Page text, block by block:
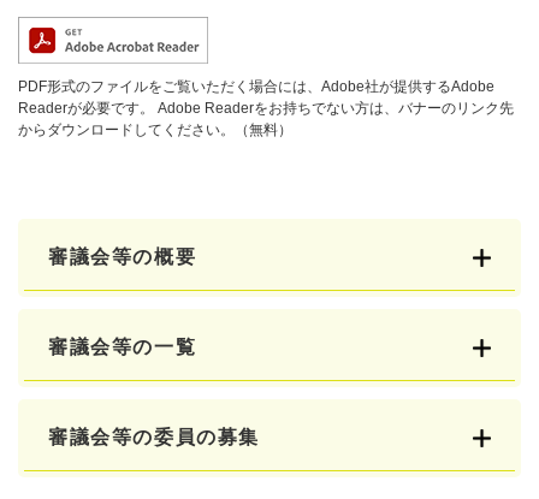
PDF形式のファイルをご覧いただく場合には、Adobe社が提供するAdobe
Readerが必要です。
Adobe Readerをお持ちでない方は、バナーのリンク先
からダウンロードしてください。（無料）
審議会等の概要
審議会等の一覧
審議会等の委員の募集